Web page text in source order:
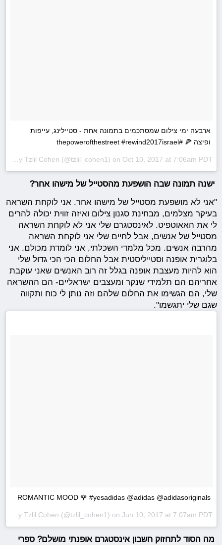
ארבעה ימי צילום שמסתכמים בתמונה אחת - סטיילינג, עייפות
ופיצה 🍕 #thepowerofthestreet #rewind2017israel
Tzlil Cohen (@tzlil_cohen1) on Oct 10, 2017 at 7:06am PDT
ישנה תמונה שבה הושפעת מהסטייל של מישהו אחר?
"אני לא מושפעת מסטייל של מישהו אחר. אני לוקחת השראה
בעיקר מצלמים, מבחינת סגנון צילום ואיזה זווית יכולה להרים
לי את האאוטפיט. לאינסטגרם שלי אני לא לוקחת השראה
מסטייל של אנשים, אבל לחיים שלי אני לוקחת השראה
מהרבה אנשים. מכל מלמדי השכלתי, אני לומדת מכולם. אני
בלוגרית אופנה וסטייליסטית אבל החלום הכי הכי גדול שלי
הוא להיות מעצבת אופנה בגלל זה רוב האנשים שאני עוקבת
אחריהם הם תלמידי שנקר ומעצבים ישראליים- הם ההשראה
שלי, הם הגשימו את החלום שלהם וזה נותן לי כוח ותקווה
שגם שלי יתגשמו".
ROMANTIC MOOD 🌹 #yesadidas @adidas @adidasoriginals
Tzlil Cohen (@tzlil_cohen1) on Jun 10, 2017 at 7:07am PDT
מה הסוד לתחזוק חשבון אינסטגרם אופנתי מושלם? ספרי